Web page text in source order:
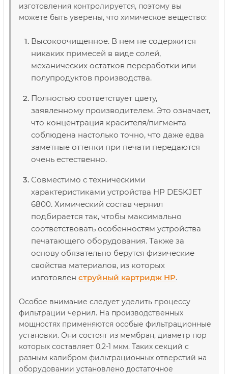
изготовления контролируется, поэтому вы
можете быть уверены, что химическое вещество:
Высокоочищенное. В нем не содержится
никаких примесей в виде солей,
механических остатков переработки или
полупродуктов производства.
Полностью соответствует цвету,
заявленному производителем. Это означает,
что концентрация красителя/пигмента
соблюдена настолько точно, что даже едва
заметные оттенки при печати передаются
очень естественно.
Совместимо с техническими
характеристиками устройства HP DESKJET
6800. Химический состав чернил
подбирается так, чтобы максимально
соответствовать особенностям устройства
печатающего оборудования. Также за
основу обязательно берутся физические
свойства материалов, из которых
изготовлен струйный картридж НР.
Особое внимание следует уделить процессу
фильтрации чернил. На производственных
мощностях применяются особые фильтрационные
установки. Они состоят из мембран, диаметр пор
которых составляет 0,2-1 мкм. Таких секций с
разным калибром фильтрационных отверстий на
оборудовании установлено достаточное